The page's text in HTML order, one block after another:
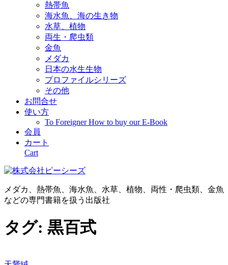
熱帯魚
海水魚、海の生き物
水草、植物
両生・爬虫類
金魚
メダカ
日本の水生生物
プロファイルシリーズ
その他
お問合せ
使い方
To Foreigner How to buy our E-Book
会員
カート
Cart
メダカ、熱帯魚、海水魚、水草、植物、両性・爬虫類、金魚
などの専門書籍を扱う出版社
タグ: 黒百式